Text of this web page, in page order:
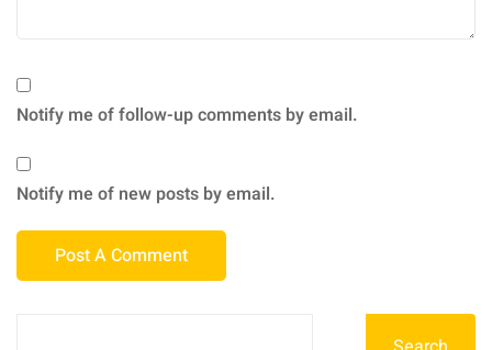
Notify me of follow-up comments by email.
Notify me of new posts by email.